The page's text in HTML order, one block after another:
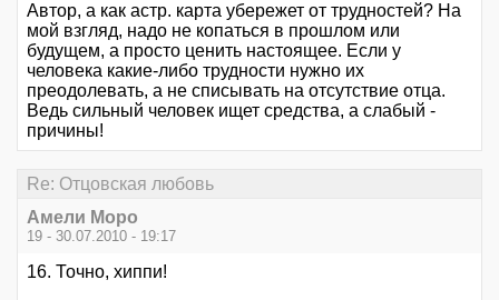
Автор, а как астр. карта убережет от трудностей? На
мой взгляд, надо не копаться в прошлом или
будущем, а просто ценить настоящее. Если у
человека какие-либо трудности нужно их
преодолевать, а не списывать на отсутствие отца.
Ведь сильный человек ищет средства, а слабый -
причины!
Re: Отцовская любовь
Амели Моро
19 - 30.07.2010 - 19:17
16. Точно, хиппи!